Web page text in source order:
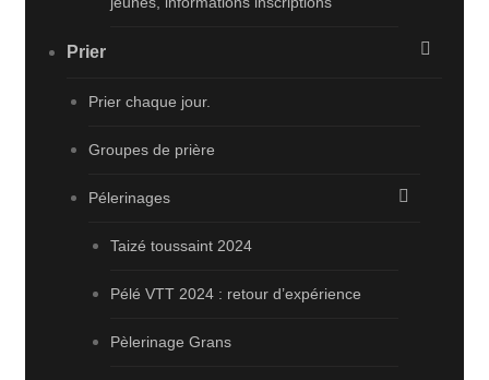
Prier
Prier chaque jour.
Groupes de prière
Pélerinages
Taizé toussaint 2024
Pélé VTT 2024 : retour d’expérience
Pèlerinage Grans